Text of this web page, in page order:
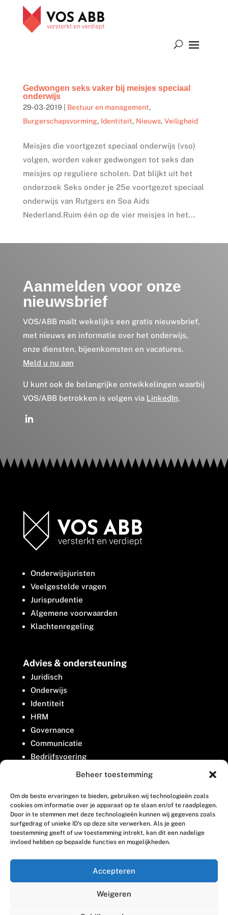
Beheer toestemming
Om de beste ervaringen te bieden, gebruiken wij technologieën zoals
cookies om informatie over je apparaat op te slaan en/of te raadplegen.
Door in te stemmen met deze technologieën kunnen wij gegevens zoals
surfgedrag of unieke ID's op deze site verwerken. Als je geen
toestemming geeft of uw toestemming intrekt, kan dit een nadelige
invloed hebben op bepaalde functies en mogelijkheden.
Accepteren
Weigeren
Gedwongen seks vaker bij meisjes speciaal
onderwijs
29-03-2019| Bestuur en management,
Burgerschapsvorming, Identiteit, Nieuws, Veiligheid
Meisjes die voortgezet speciaal onderwijs (vso)
volgen, worden vaker gedwongen tot seks dan
meisjes op reguliere scholen. Dat blijkt uit het
onderzoek Seks onder je 25e voortgezet speciaal
onderwijs van Rutgers en Soa Aids
Nederland.Ruim één op de vier meisjes in het...
Aanmelden voor onze
nieuwsbrief
VOS/ABB mailt wekelijks een gratis nieuwsbrief,
met nieuws en informatie over het onderwijs,
onze diensten, bijeenkomsten en vacatures.
Meld u nu aan
U kunt ook de belangrijke ontwikkelingen waarbij
VOS/ABB betrokken is volgen via LinkedIn.
Onderwijsjuristen
Veelgestelde vragen
Jurisprudentie
Algemene voorwaarden
Klachtenregeling
Advies & ondersteuning
Juridisch
Onderwijs
Identiteit
HRM
Governance
Communicatie
Bedrijfsvoering
Belangenbehartiging
Contact
Houttuinlaan 8
3447 GM Woerden